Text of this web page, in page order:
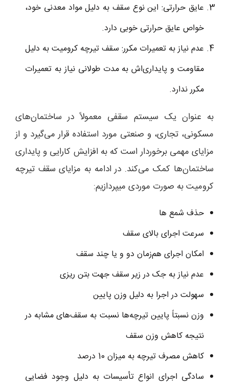
عایق حرارتی: این نوع سقف به دلیل مواد معدنی خود،
خواص عایق حرارتی خوبی دارد.
عدم نیاز به تعمیرات مکرر: سقف تیرچه کرومیت به دلیل
مقاومت و پایداری‌اش به مدت طولانی نیاز به تعمیرات
مکرر ندارد.
به عنوان یک سیستم سقفی معمولاً در ساختمان‌های
مسکونی، تجاری، و صنعتی مورد استفاده قرار می‌گیرد و از
مزایای مهمی برخوردار است که به افزایش کارایی و پایداری
ساختمان‌ها کمک می‌کند. در ادامه به مزایای سقف تیرچه
کرومیت به صورت موردی میپردازیم:
حذف شمع ها
سرعت اجرای بالای سقف
امکان اجرای هم‌زمان دو و یا چند سقف
عدم نیاز به جک در زیر سقف جهت بتن ریزی
سهولت در اجرا به دلیل وزن پایین
وزن نسبتاً پایین تیرچه‌ها نسبت به سقف‌های مشابه در
نتیجه کاهش وزن سقف
کاهش مصرف تیرچه به میزان 10 درصد
سادگی اجرای انواع تأسیسات به دلیل وجود فضایی